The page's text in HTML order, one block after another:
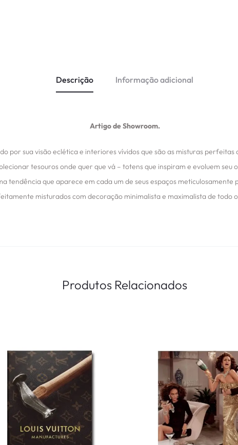
Descrição Informação adicional
Artigo de Showroom.
por sua visão eclética e interiores vívidos que são as misturas
tesouros onde quer que vá – totens que inspiram e evoluem seu
tendência que aparece em cada um de seus espaços
misturados com decoração minimalista e maximalista de todo
Produtos Relacionados